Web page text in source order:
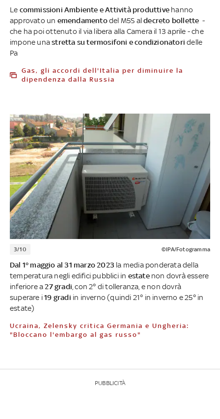
Le commissioni Ambiente e Attività produttive hanno
approvato un emendamentodel M5S aldecreto bollette -
che ha poi ottenuto il via libera alla Camera il 13 aprile - che
impone unastretta su termosifoni e condizionatori delle
Pa
Gas, gli accordi dell'Italia per diminuire la
dipendenza dalla Russia
3/10 ©IPA/Fotogramma
Dal 1° maggio al 31 marzo 2023 la media ponderata della
temperatura negli edifici pubblici in estate non dovrà essere
inferiore a27 gradi , con 2° di tolleranza, e non dovrà
superare i19 gradi in inverno (quindi 21° in inverno e 25° in
estate)
Ucraina, Zelensky critica Germania e Ungheria:
"Bloccano l'embargo al gas russo"
PUBBLICITÀ